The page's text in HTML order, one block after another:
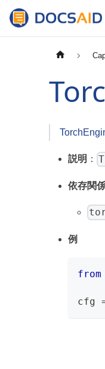
説明 ：
依存関
例
from
cfg